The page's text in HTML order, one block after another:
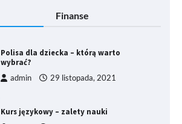
Finanse
Polisa dla dziecka – którą warto
wybrać?
admin 29 listopada, 2021
Kurs językowy – zalety nauki